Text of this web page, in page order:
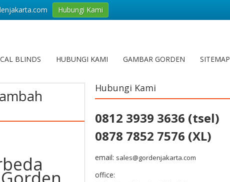
BLINDS HUBUNGI KAMI GAMBAR GORDEN SITEMAP
Hubungi Kami
0812 3939 3636 (tsel)
0878 7852 7576 (XL)
email: sales@gordenjakarta.com
office:
Hubungi Kami